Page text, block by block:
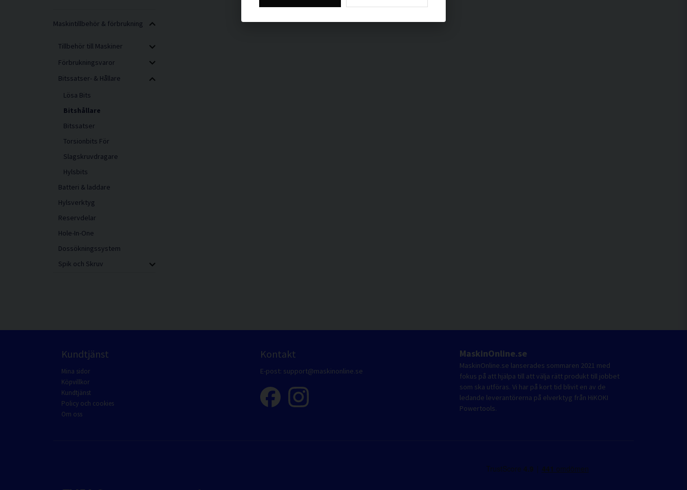
Maskintillbehör & förbrukning
Tillbehör till Maskiner
Förbrukningsvaror
Bitssatser- & Hållare
Lösa Bits
Bitshållare
Bitssatser
Torsionbits För
Slagskruvdragare
Hylsbits
Batteri & laddare
Hylsverktyg
Reservdelar
Hole-In-One
Dossökningssystem
Spik och Skruv
Kundtjänst
Mina sidor
Köpvillkor
Kundtjänst
Policy och cookies
Om oss
Kontakt
E-post: support@maskinonline.se
MaskinOnline.se
MaskinOnline.se lanserades sommaren 2021 med
fokus på att hjälpa till att välja rätt produkt till jobbet
som ska utföras. Vi har på kort tid blivit en av de
ledande leverantörerna på elverktyg från HiKOKI
Powertools.